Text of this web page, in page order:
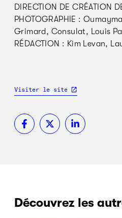
DIRECTION DE CRÉATION
PHOTOGRAPHIE :
Grimard, Consulat, Louis
RÉDACTION : Kim Levan,
Visiter le site
Découvrez les